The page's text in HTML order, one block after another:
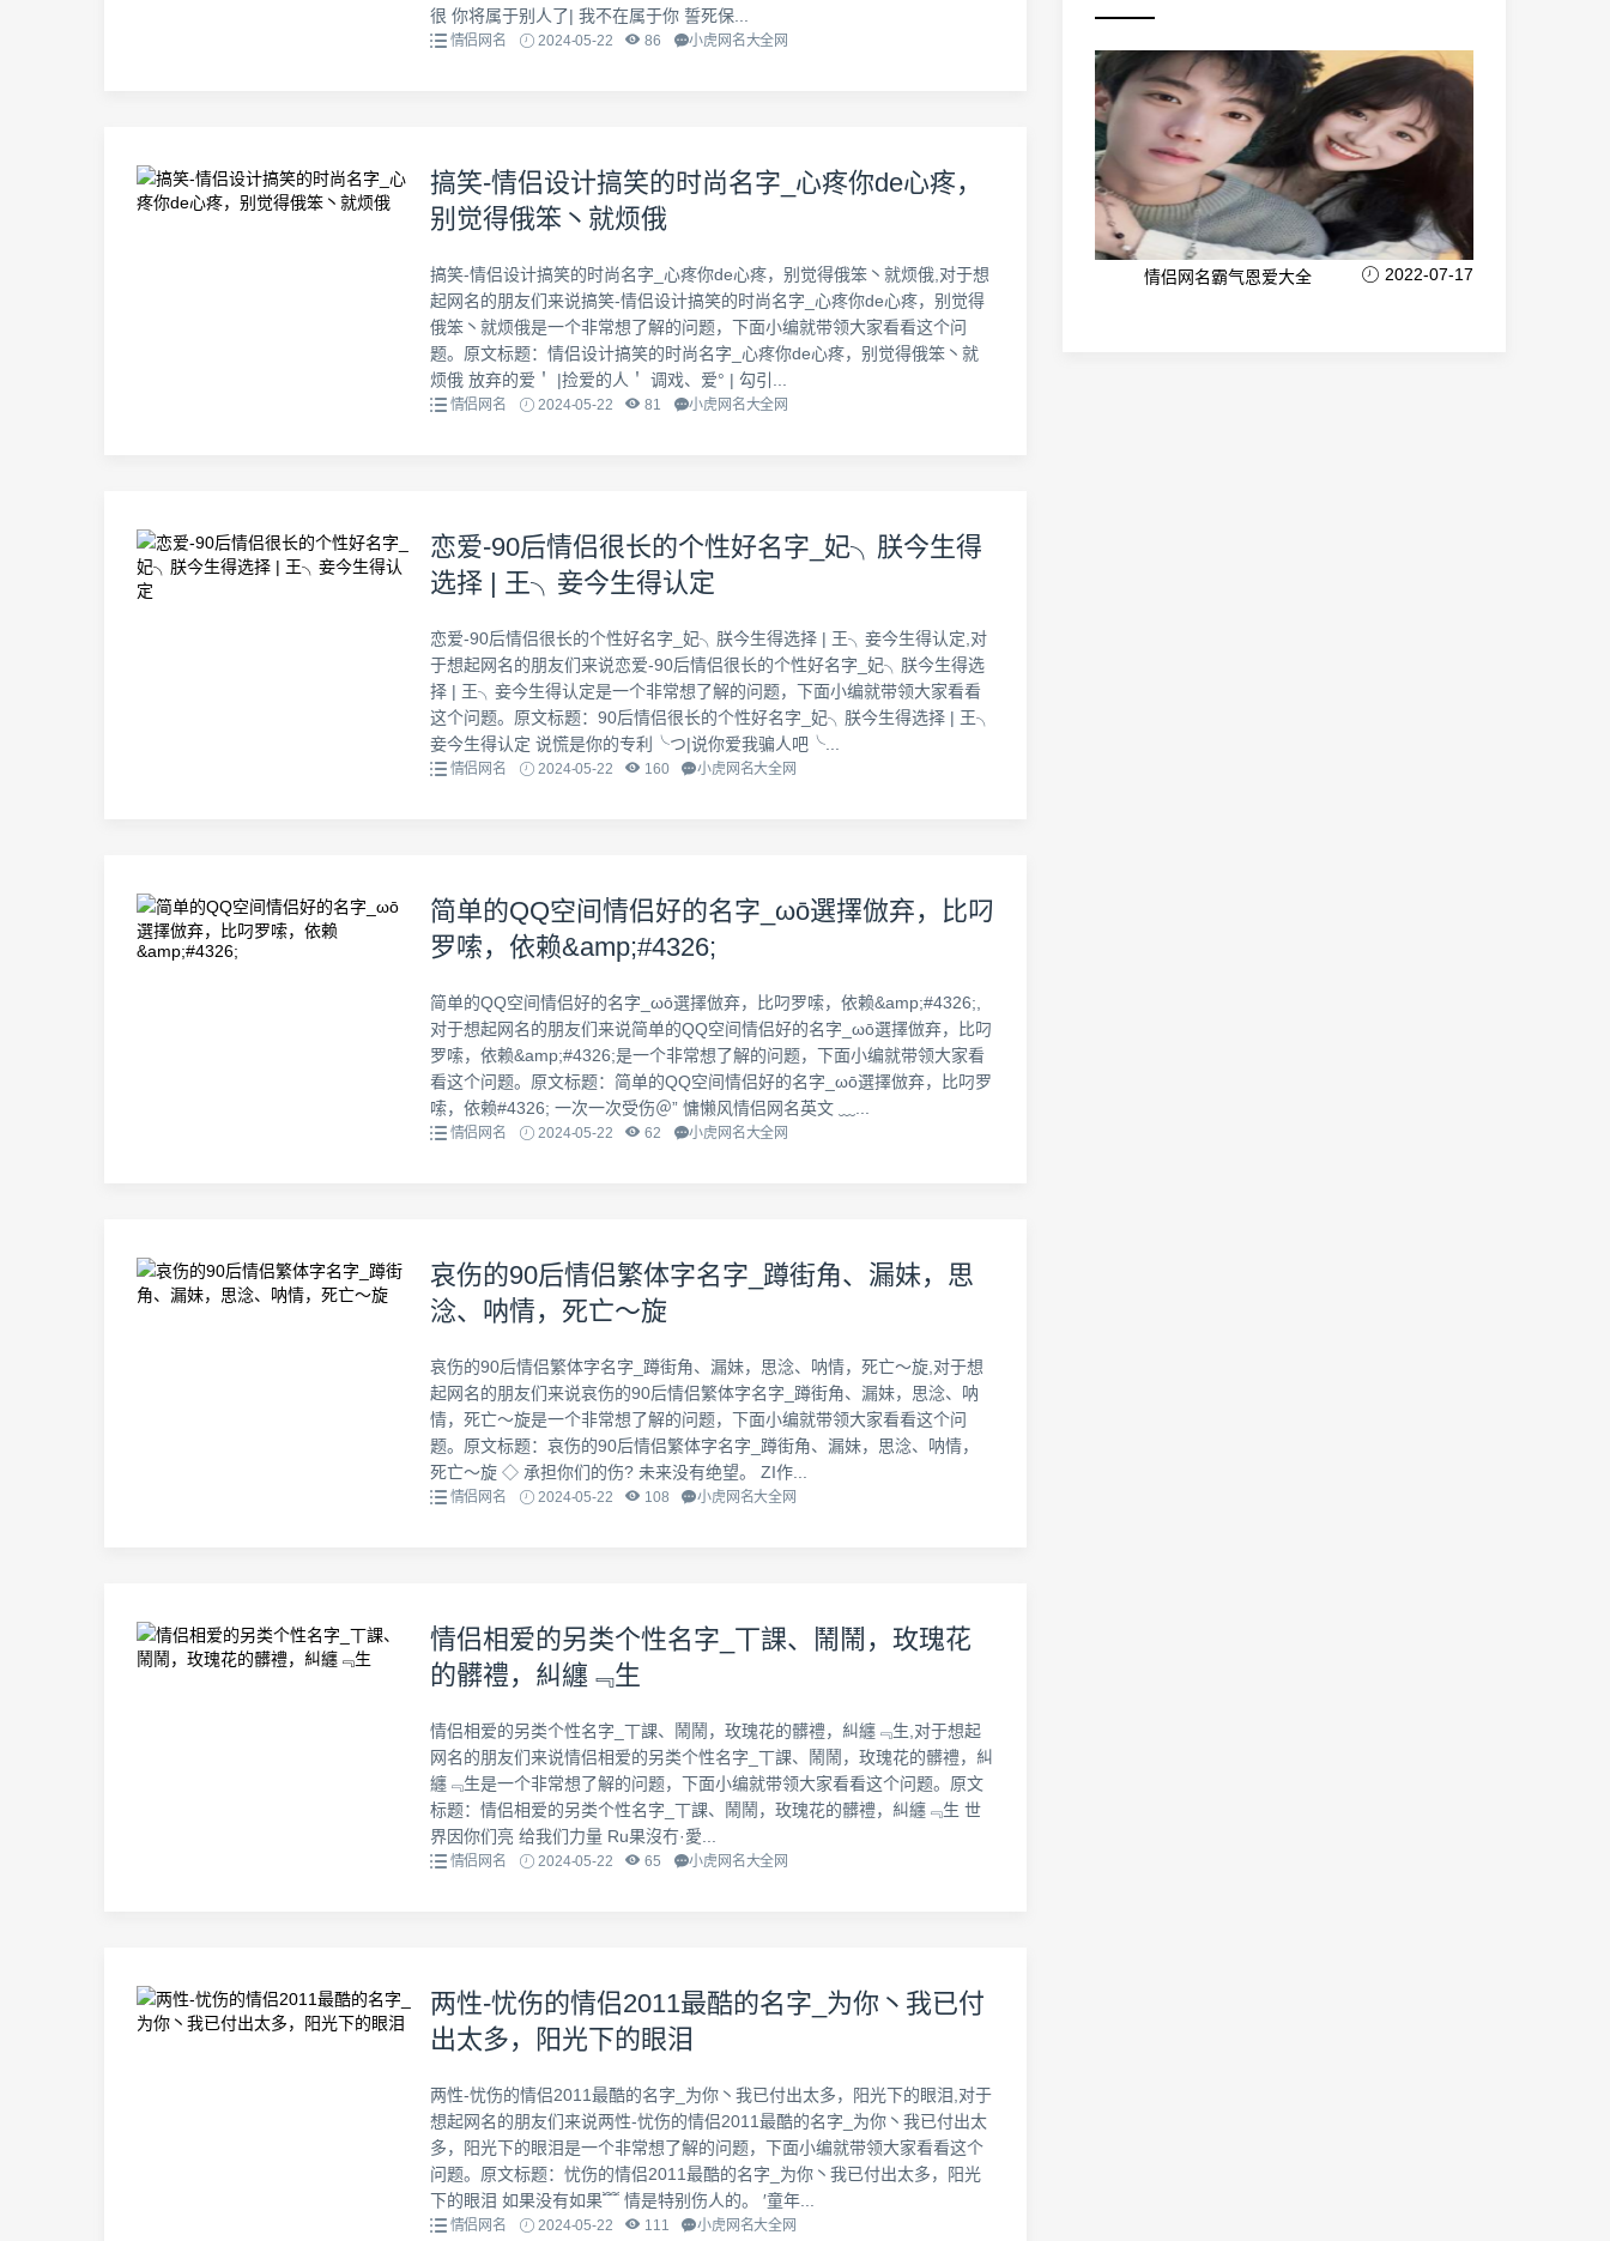
很 你将属于别人了| 我不在属于你 誓死保...
情侣网名 2024-05-22 86 小虎网名大全网
搞笑-情侣设计搞笑的时尚名字_心疼你de心疼，
别觉得俄笨丶就烦俄
搞笑-情侣设计搞笑的时尚名字_心疼你de心疼，别觉得俄笨丶就烦俄,对于想
起网名的朋友们来说搞笑-情侣设计搞笑的时尚名字_心疼你de心疼，别觉得
俄笨丶就烦俄是一个非常想了解的问题，下面小编就带领大家看看这个问
题。原文标题：情侣设计搞笑的时尚名字_心疼你de心疼，别觉得俄笨丶就
烦俄 放弃的爱＇ |捡爱的人＇ 调戏、爱° | 勾引...
情侣网名 2024-05-22 81 小虎网名大全网
恋爱-90后情侣很长的个性好名字_妃╮朕今生得
选择 | 王╮妾今生得认定
恋爱-90后情侣很长的个性好名字_妃╮朕今生得选择 | 王╮妾今生得认定,对
于想起网名的朋友们来说恋爱-90后情侣很长的个性好名字_妃╮朕今生得选
择 | 王╮妾今生得认定是一个非常想了解的问题，下面小编就带领大家看看
这个问题。原文标题：90后情侣很长的个性好名字_妃╮朕今生得选择 | 王╮
妾今生得认定 说慌是你的专利╰つ|说你爱我骗人吧╰...
情侣网名 2024-05-22 160 小虎网名大全网
简单的QQ空间情侣好的名字_ωō選擇倣弃，比叼
罗嗦，依赖&amp;#4326;
简单的QQ空间情侣好的名字_ωō選擇倣弃，比叼罗嗦，依赖&amp;#4326;,
对于想起网名的朋友们来说简单的QQ空间情侣好的名字_ωō選擇倣弃，比叼
罗嗦，依赖&amp;#4326;是一个非常想了解的问题，下面小编就带领大家看
看这个问题。原文标题：简单的QQ空间情侣好的名字_ωō選擇倣弃，比叼罗
嗦，依赖#4326; 一次一次受伤＠” 慵懒风情侣网名英文 ﹏...
情侣网名 2024-05-22 62 小虎网名大全网
哀伤的90后情侣繁体字名字_蹲街角、漏妹，思
淰、呐情，死亡～旋
哀伤的90后情侣繁体字名字_蹲街角、漏妹，思淰、呐情，死亡～旋,对于想
起网名的朋友们来说哀伤的90后情侣繁体字名字_蹲街角、漏妹，思淰、呐
情，死亡～旋是一个非常想了解的问题，下面小编就带领大家看看这个问
题。原文标题：哀伤的90后情侣繁体字名字_蹲街角、漏妹，思淰、呐情，
死亡～旋 ◇ 承担你们的伤? 未来没有绝望。 ZI作...
情侣网名 2024-05-22 108 小虎网名大全网
情侣相爱的另类个性名字_丅課、鬧鬧，玫瑰花
的髒禮，糾纏﹃生
情侣相爱的另类个性名字_丅課、鬧鬧，玫瑰花的髒禮，糾纏﹃生,对于想起
网名的朋友们来说情侣相爱的另类个性名字_丅課、鬧鬧，玫瑰花的髒禮，糾
纏﹃生是一个非常想了解的问题，下面小编就带领大家看看这个问题。原文
标题：情侣相爱的另类个性名字_丅課、鬧鬧，玫瑰花的髒禮，糾纏﹃生 世
界因你们亮 给我们力量 Ru果沒冇·愛...
情侣网名 2024-05-22 65 小虎网名大全网
两性-忧伤的情侣2011最酷的名字_为你丶我已付
出太多，阳光下的眼泪
两性-忧伤的情侣2011最酷的名字_为你丶我已付出太多，阳光下的眼泪,对于
想起网名的朋友们来说两性-忧伤的情侣2011最酷的名字_为你丶我已付出太
多，阳光下的眼泪是一个非常想了解的问题，下面小编就带领大家看看这个
问题。原文标题：忧伤的情侣2011最酷的名字_为你丶我已付出太多，阳光
下的眼泪 如果没有如果﹌ 情是特别伤人的。 ′童年...
情侣网名 2024-05-22 111 小虎网名大全网
情侣网名霸气恩爱大全 2022-07-17